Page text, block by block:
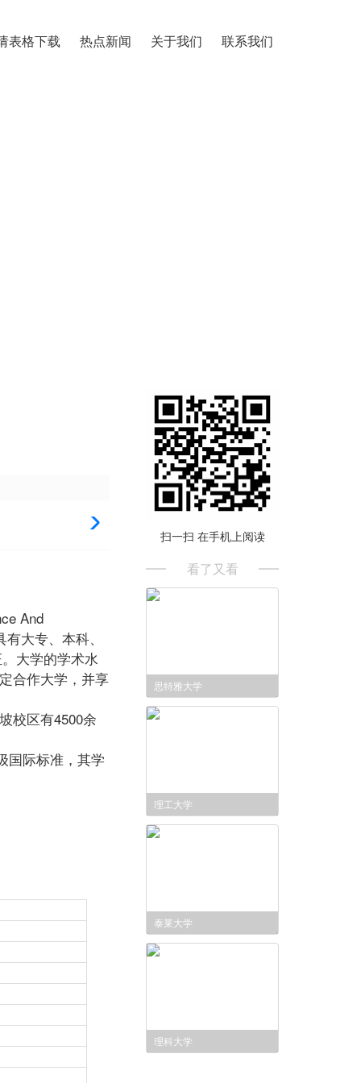
表格下载 热点新闻 关于我们 联系我们
And
大专、本科、
大学的学术水
合作大学，并享
校区有4500余
国际标准，其学
扫一扫 在手机上阅读
看了又看
思特雅大学
理工大学
泰莱大学
理科大学